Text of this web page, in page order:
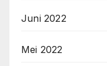
Juni 2022
Mei 2022